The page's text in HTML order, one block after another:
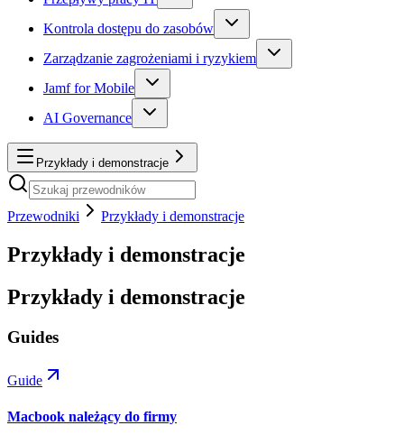
Kontrola dostępu do zasobów
Zarządzanie zagrożeniami i ryzykiem
Jamf for Mobile
AI Governance
Przykłady i demonstracje
Przewodniki Przykłady i demonstracje
Przykłady i demonstracje
Przykłady i demonstracje
Guides
Guide
Macbook należący do firmy